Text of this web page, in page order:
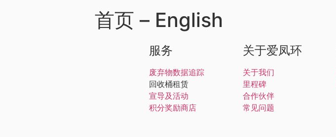
首页 – English
服务
废弃物数据追踪
回收桶租赁
宣导及活动
积分奖励商店
关于爱凤环
关于我们
里程碑
合作伙伴
常见问题